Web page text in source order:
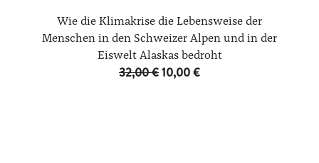
Wie die Klimakrise die Lebensweise der
Menschen in den Schweizer Alpen und in der
Eiswelt Alaskas bedroht
32,00€Ursprünglicher
10,00€Aktueller